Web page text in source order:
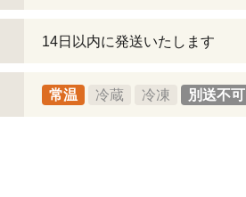
14日以内に発送いたします
常温 冷蔵 冷凍 別送不可